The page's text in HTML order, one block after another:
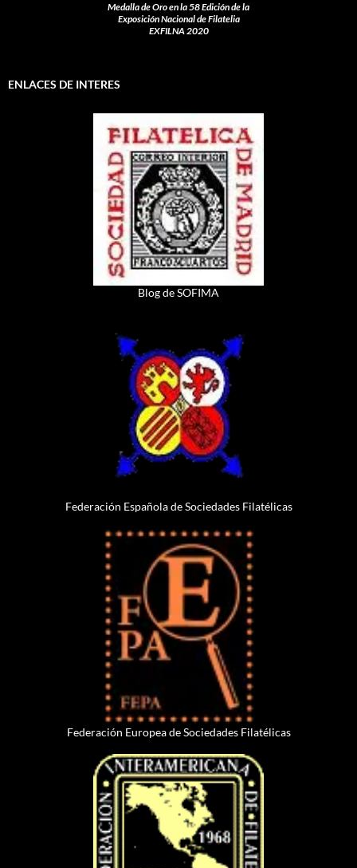
Medalla de Oro en la 58 Edición de la
Exposición Nacional de Filatelia
EXFILNA 2020
ENLACES DE INTERES
Blog de SOFIMA
Federación Española de Sociedades Filatélicas
Federación Europea de Sociedades Filatélicas